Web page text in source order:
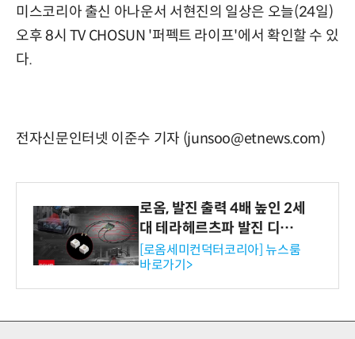
미스코리아 출신 아나운서 서현진의 일상은 오늘(24일)
오후 8시 TV CHOSUN '퍼펙트 라이프'에서 확인할 수 있
다.
전자신문인터넷 이준수 기자 (junsoo@etnews.com)
로옴, 발진 출력 4배 높인 2세
대 테라헤르츠파 발진 디바이
스 개발
[로옴세미컨덕터코리아] 뉴스룸
바로가기>